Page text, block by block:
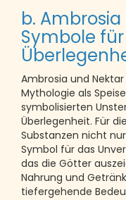
b.
Symbole
Ambrosia und
Mythologie als
symbolisierten
Überlegenheit. Für
Substanzen nicht
Symbol für das
das die Götter
Nahrung und
tiefergehende